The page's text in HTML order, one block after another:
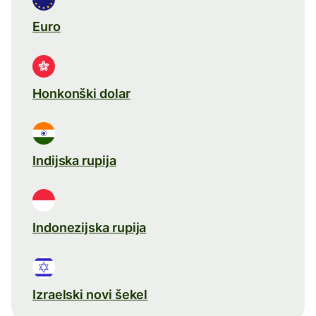
Euro
Honkonški dolar
Indijska rupija
Indonezijska rupija
Izraelski novi šekel